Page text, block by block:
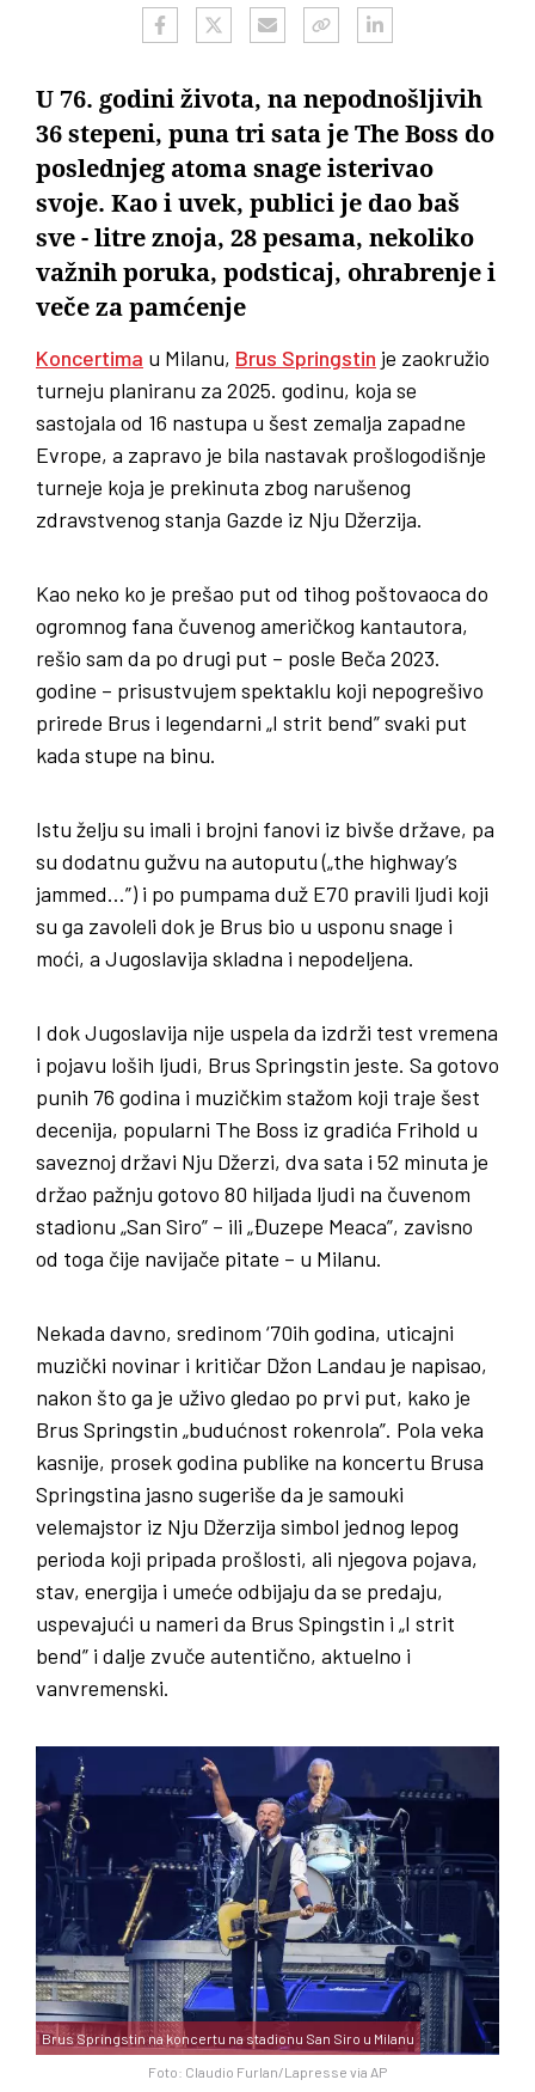
U 76. godini života, na nepodnošljivih
36 stepeni, puna tri sata je The Boss do
poslednjeg atoma snage isterivao
svoje. Kao i uvek, publici je dao baš
sve - litre znoja, 28 pesama, nekoliko
važnih poruka, podsticaj, ohrabrenje i
veče za pamćenje
Koncertima u Milanu, Brus Springstin je zaokružio
turneju planiranu za 2025. godinu, koja se
sastojala od 16 nastupa u šest zemalja zapadne
Evrope, a zapravo je bila nastavak prošlogodišnje
turneje koja je prekinuta zbog narušenog
zdravstvenog stanja Gazde iz Nju Džerzija.
Kao neko ko je prešao put od tihog poštovaoca do
ogromnog fana čuvenog američkog kantautora,
rešio sam da po drugi put – posle Beča 2023.
godine – prisustvujem spektaklu koji nepogrešivo
prirede Brus i legendarni „I strit bend” svaki put
kada stupe na binu.
Istu želju su imali i brojni fanovi iz bivše države, pa
su dodatnu gužvu na autoputu („the highway’s
jammed…”) i po pumpama duž E70 pravili ljudi koji
su ga zavoleli dok je Brus bio u usponu snage i
moći, a Jugoslavija skladna i nepodeljena.
I dok Jugoslavija nije uspela da izdrži test vremena
i pojavu loših ljudi, Brus Springstin jeste. Sa gotovo
punih 76 godina i muzičkim stažom koji traje šest
decenija, popularni The Boss iz gradića Frihold u
saveznoj državi Nju Džerzi, dva sata i 52 minuta je
držao pažnju gotovo 80 hiljada ljudi na čuvenom
stadionu „San Siro” – ili „Đuzepe Meaca”, zavisno
od toga čije navijače pitate – u Milanu.
Nekada davno, sredinom ‘70ih godina, uticajni
muzički novinar i kritičar Džon Landau je napisao,
nakon što ga je uživo gledao po prvi put, kako je
Brus Springstin „budućnost rokenrola”. Pola veka
kasnije, prosek godina publike na koncertu Brusa
Springstina jasno sugeriše da je samouki
velemajstor iz Nju Džerzija simbol jednog lepog
perioda koji pripada prošlosti, ali njegova pojava,
stav, energija i umeće odbijaju da se predaju,
uspevajući u nameri da Brus Spingstin i „I strit
bend” i dalje zvuče autentično, aktuelno i
vanvremenski.
Foto: Claudio Furlan/Lapresse via AP
Brus Springstin na koncertu na stadionu San Siro u Milanu